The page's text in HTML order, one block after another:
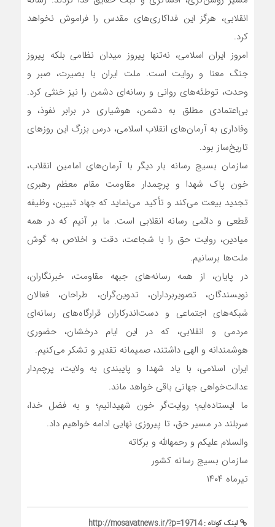
انقلابی، هرگز این فداکاری‌های مقدس را فراموش نخواهد
کرد.
امروز ایران اسلامی، نه‌تنها پیروز میدان نظامی بلکه پیروز
جنگ معنا و روایت است. ملت ایران با بصیرت، صبر و
وحدت، توطئه‌های روانی و رسانه‌ای دشمن را نیز خنثی کرد.
بی‌اعتمادی مطلق به دشمن، هوشیاری در برابر نفوذ، و
وفاداری به آرمان‌های انقلاب اسلامی، درس بزرگ این روزهای
تاریخ‌ساز بود.
سازمان بسیج رسانه بار دیگر با آرمان‌های امامین انقلاب،
خون پاک شهدا و پرچمدار مقاومت مقام معظم رهبری
تجدید بیعت می‌کند و تأکید می‌نماید که جهاد تبیین، وظیفه
قطعی و دائمی رسانه انقلابی است. ما بر آنیم که در همه
میادین، روایت حق را با شجاعت، دقت و اخلاص به گوش
ملت‌ها برسانیم.
در پایان، از همه رسانه‌های جبهه مقاومت، خبرنگاران،
نویسندگان، تصویربرداران، تدوین‌گران، طراحان، فعالان
شبکه‌های اجتماعی و دست‌اندرکاران قرارگاه‌های رسانه‌ای
مردمی و انقلابی، که در این ایام درخشان، حضوری
هوشمندانه و الهی داشتند، صمیمانه تقدیر و تشکر می‌کنیم.
ایران اسلامی، با یاد شهدا و پایبندی به ولایت، پرچم‌دار
عدالت‌خواهی جهانی باقی خواهد ماند.
ما ایستاده‌ایم؛ روایت‌گر خون شهیدانیم؛ و به فضل خدا،
سربلند در مسیر حق، تا پیروزی نهایی ادامه خواهیم داد.
والسلام علیکم و رحمهالله و برکاته
سازمان بسیج رسانه کشور
تیرماه ۱۴۰۴
لینک کوتاه :http://mosavatnews.ir/?p=19714